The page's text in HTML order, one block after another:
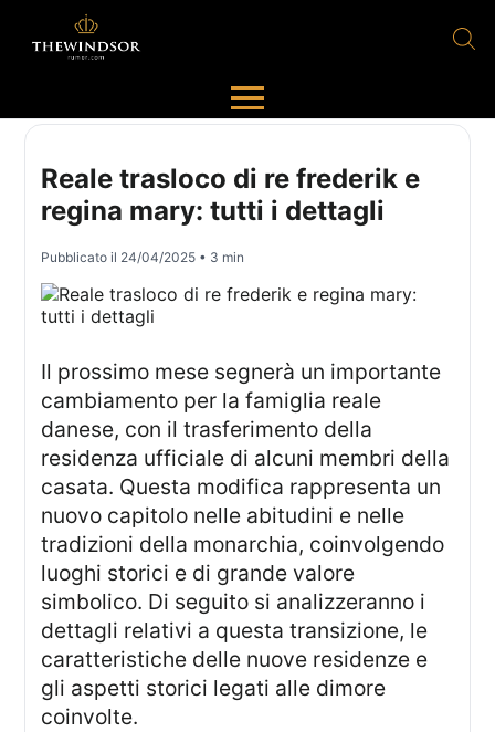
Reale trasloco di re frederik e
regina mary: tutti i dettagli
Pubblicato il 24/04/2025 • 3 min
Il prossimo mese segnerà un importante
cambiamento per la famiglia reale
danese, con il trasferimento della
residenza ufficiale di alcuni membri della
casata. Questa modifica rappresenta un
nuovo capitolo nelle abitudini e nelle
tradizioni della monarchia, coinvolgendo
luoghi storici e di grande valore
simbolico. Di seguito si analizzeranno i
dettagli relativi a questa transizione, le
caratteristiche delle nuove residenze e
gli aspetti storici legati alle dimore
coinvolte.